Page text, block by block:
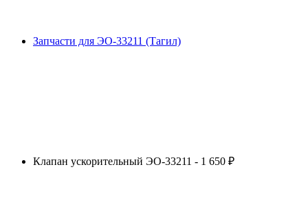
Запчасти для ЭО-33211 (Тагил)
Клапан ускорительный ЭО-33211 - 1 650 ₽